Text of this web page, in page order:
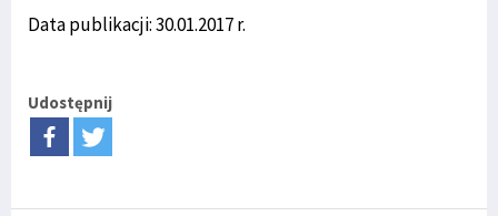
Data publikacji: 30.01.2017 r.
Udostępnij